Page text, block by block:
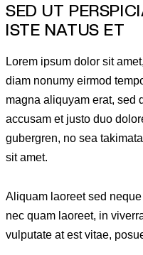
SED UT
ISTE NATUS ET
Lorem ipsum dolor sit
diam nonumy eirmod
magna aliquyam erat, sed
accusam et justo duo
gubergren, no sea
sit amet.
Aliquam laoreet sed
nec quam laoreet, in
vulputate at est vitae,